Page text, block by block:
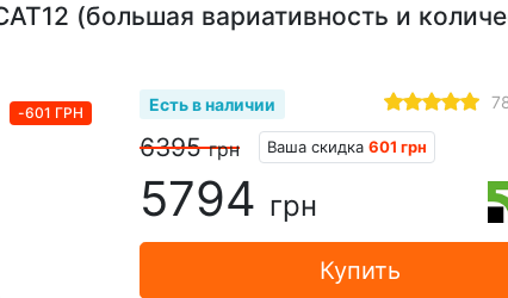
(большая вариативность и
-601 ГРН Есть в наличии
6395 грн Ваша скидка 601 грн
5794 грн
Купить